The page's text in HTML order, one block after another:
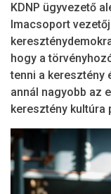
KDNP ügyvezető
Imacsoport
hogy a
tenni a keresztény
annál nagyobb az
keresztény kultúra